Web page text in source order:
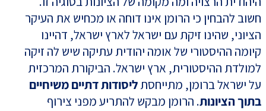
חשוב להבחין כי הרומן אינו דוחה או מכחיש את העיקר
הציוני, שהינו זיקת עם ישראל לארץ ישראל, דהיינו
קיומה ההיסטורי של אומה יהודית עתיקה שיש לה זיקה
למולדת ההיסטורית, ארץ ישראל. הביקורת המרכזית
על ישראל ברומן, מתייחסתליסודות דתיים משיחיים
בתוך הציונות. הרומן מבקש להתריע מפני צירוף